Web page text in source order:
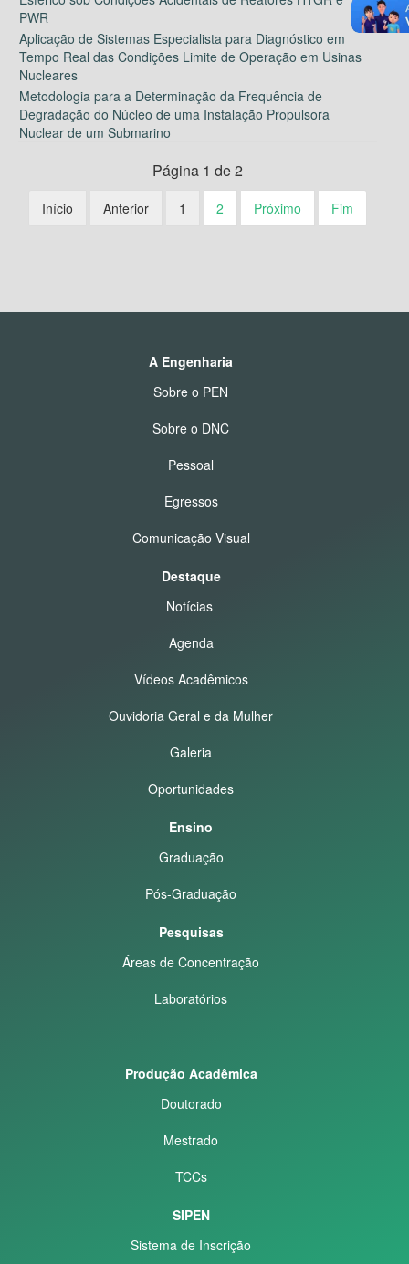
PWR
Aplicação de Sistemas Especialista para Diagnóstico em
Tempo Real das Condições Limite de Operação em Usinas
Nucleares
Metodologia para a Determinação da Frequência de
Degradação do Núcleo de uma Instalação Propulsora
Nuclear de um Submarino
Página 1 de 2
Início Anterior 1 2 Próximo Fim
A Engenharia
Sobre o PEN
Sobre o DNC
Pessoal
Egressos
Comunicação Visual
Destaque
Notícias
Agenda
Vídeos Acadêmicos
Ouvidoria Geral e da Mulher
Galeria
Oportunidades
Ensino
Graduação
Pós-Graduação
Pesquisas
Áreas de Concentração
Laboratórios
Produção Acadêmica
Doutorado
Mestrado
TCCs
SIPEN
Sistema de Inscrição